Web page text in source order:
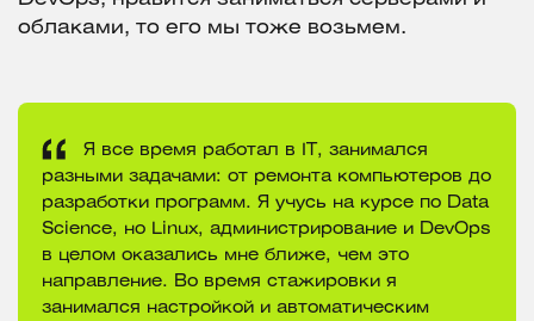
облаками, то его мы тоже возьмем.
Я все время работал в IT, занимался
разными задачами: от ремонта компьютеров до
разработки программ. Я учусь на курсе по Data
Science, но Linux, администрирование и DevOps
в целом оказались мне ближе, чем это
направление. Во время стажировки я
занимался настройкой и автоматическим